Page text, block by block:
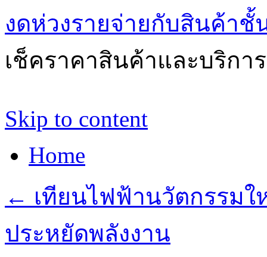
งดห่วงรายจ่ายกับสินค้า
เช็คราคาสินค้าและบริกา
Skip to content
Home
← เทียนไฟฟ้านวัตกรรม
ประหยัดพลังงาน